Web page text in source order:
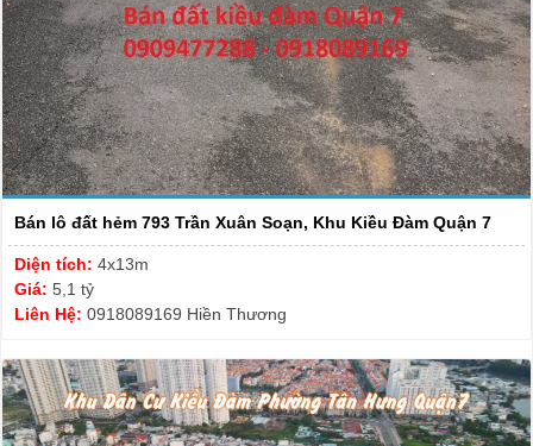
Bán lô đất hẻm 793 Trần Xuân Soạn, Khu Kiều Đàm Quận 7
Diện tích: 4x13m
Giá: 5,1 tỷ
Liên Hệ: 0918089169 Hiền Thương